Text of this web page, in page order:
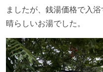
ましたが、銭湯価格で入
晴らしいお湯でした。